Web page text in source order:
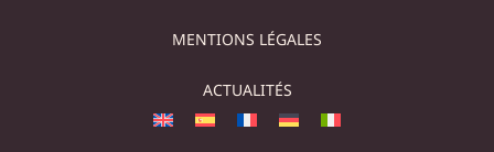
MENTIONS LÉGALES
ACTUALITÉS